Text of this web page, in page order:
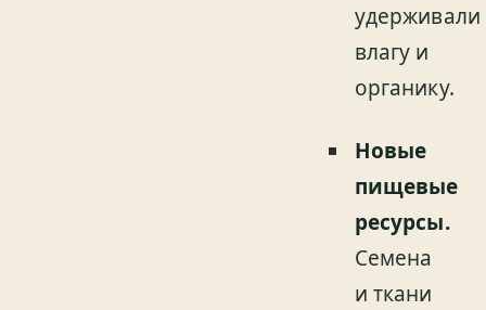
удерживали
влагу и
органику.
Новые
пищевые
ресурсы.
Семена
и ткани